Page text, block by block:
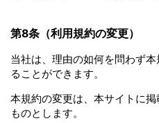
第8条（利用規約の変更）
当社は、理由の如何を問わず
ることができます。
本規約の変更は、本サイトに
ものとします。